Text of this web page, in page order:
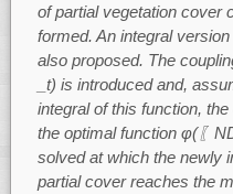
of partial vegetation cover
formed. An integral
also proposed. The
_t) is introduced and,
integral of this function,
the optimal function φ(〖
solved at which the newly
partial cover reaches the